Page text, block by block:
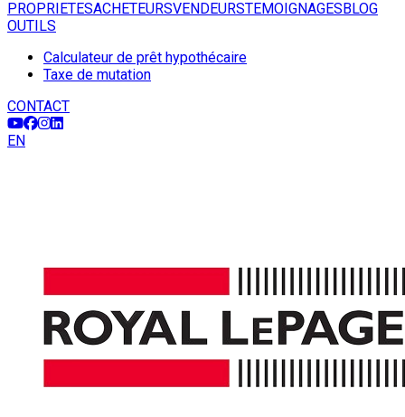
PROPRIETESACHETEURSVENDEURSTEMOIGNAGESBLOG
OUTILS
Calculateur de prêt hypothécaire
Taxe de mutation
CONTACT
EN